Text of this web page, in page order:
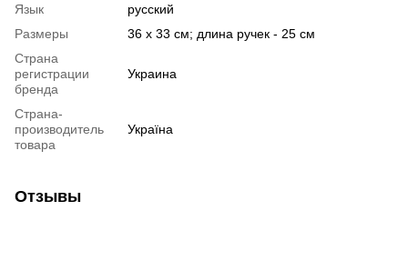
Язык
русский
Размеры
36 х 33 см; длина ручек - 25 см
Страна
регистрации
бренда
Украина
Страна-
производитель
товара
Україна
Отзывы